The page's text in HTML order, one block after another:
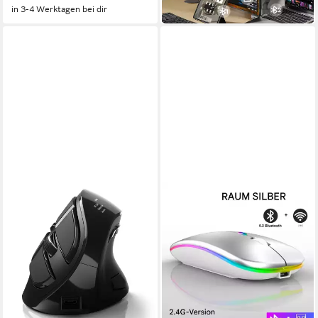
in 3-4 Werktagen bei dir in 3-4 Werktagen bei dir